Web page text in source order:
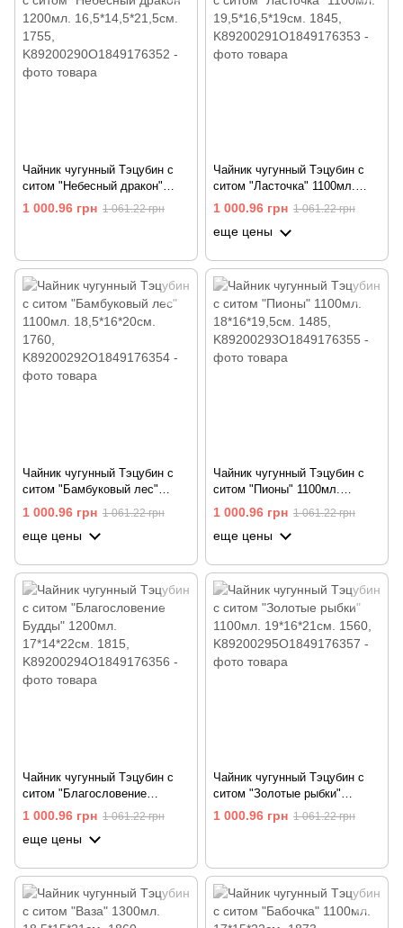
Чайник чугунный Тэцубин с
ситом "Небесный дракон"
1200мл. 16,5*14,5*21,5см.
1 000.96 грн 1 061.22 грн
Чайник чугунный Тэцубин с
ситом "Ласточка" 1100мл.
19,5*16,5*19см. 1845
1 000.96 грн 1 061.22 грн
еще цены
Чайник чугунный Тэцубин с
ситом "Бамбуковый лес"
1100мл. 18,5*16*20см. 1760
1 000.96 грн 1 061.22 грн
еще цены
Чайник чугунный Тэцубин с
ситом "Пионы" 1100мл.
18*16*19,5см. 1485
1 000.96 грн 1 061.22 грн
еще цены
Чайник чугунный Тэцубин с
ситом "Благословение
Будды" 1200мл. 17*14*22см.
1 000.96 грн 1 061.22 грн
еще цены
Чайник чугунный Тэцубин с
ситом "Золотые рыбки"
1100мл. 19*16*21см. 1560
1 000.96 грн 1 061.22 грн